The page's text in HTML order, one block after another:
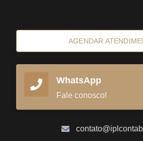
AGENDAR
WhatsApp
Fale conosco!